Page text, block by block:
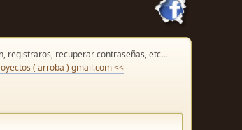
registraros, recuperar contraseñas, etc...
( arroba ) gmail.com <<